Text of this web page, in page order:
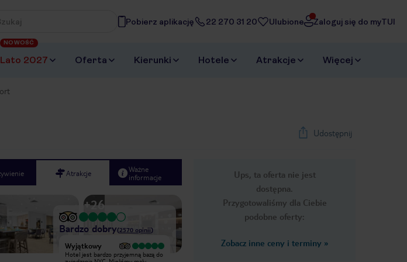
frazę, której szukasz
Pobierz aplikację 22 270 31 20 Ulubione Zaloguj się do myTUI
Lato 2027
NOWOŚĆ
Oferta Kierunki Hotele Atrakcje Więcej
Udostępnij
Ups, ta oferta nie jest
dostępna.
Przygotowaliśmy dla Ciebie
podobne oferty:
Zobacz inne ceny i terminy »
Atrakcje
Ważne
informacje
1/32
+26
Bardzo dobry(2570 opinii)
hotel,
Wyjątkowy
Hotel jest bardzo przyjemną bazą do
Bardzo dobry Wyjątkowy